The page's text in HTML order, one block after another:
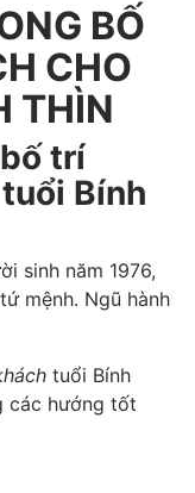
BỐ
CHO
THÌN
trí
Bính
sinh năm 1976,
mệnh. Ngũ hành
tuổi Bính
các hướng tốt